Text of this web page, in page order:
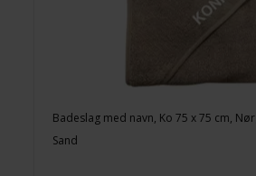
Badeslag med navn, Ko 75 x 75 cm,
Sand